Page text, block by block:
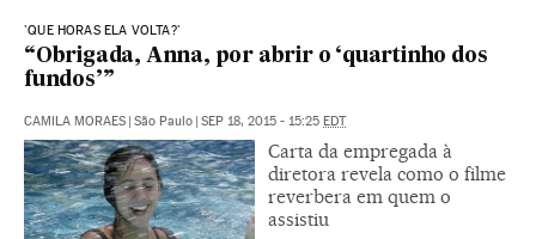
'QUE HORAS ELA VOLTA?'
“Obrigada, Anna, por abrir o ‘quartinho dos
fundos’”
CAMILA MORAES | São Paulo | SEP 18, 2015 - 15:25 EDT
Carta da empregada à
diretora revela como o filme
reverbera em quem o
assistiu